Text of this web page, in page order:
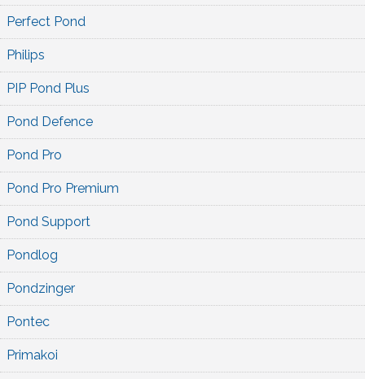
Perfect Pond
Philips
PIP Pond Plus
Pond Defence
Pond Pro
Pond Pro Premium
Pond Support
Pondlog
Pondzinger
Pontec
Primakoi